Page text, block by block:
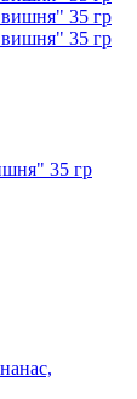
35 гр